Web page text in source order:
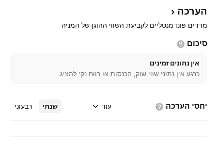
הערכה
מדדים פונדמנטליים לקביעת השווי ההוגן של המניה
סיכום
אין נתונים זמינים
כרגע אין נתוני שווי שוק, הכנסות או רווח נקי להציג.
יחסי הערכה שנתי רבעוני עוד